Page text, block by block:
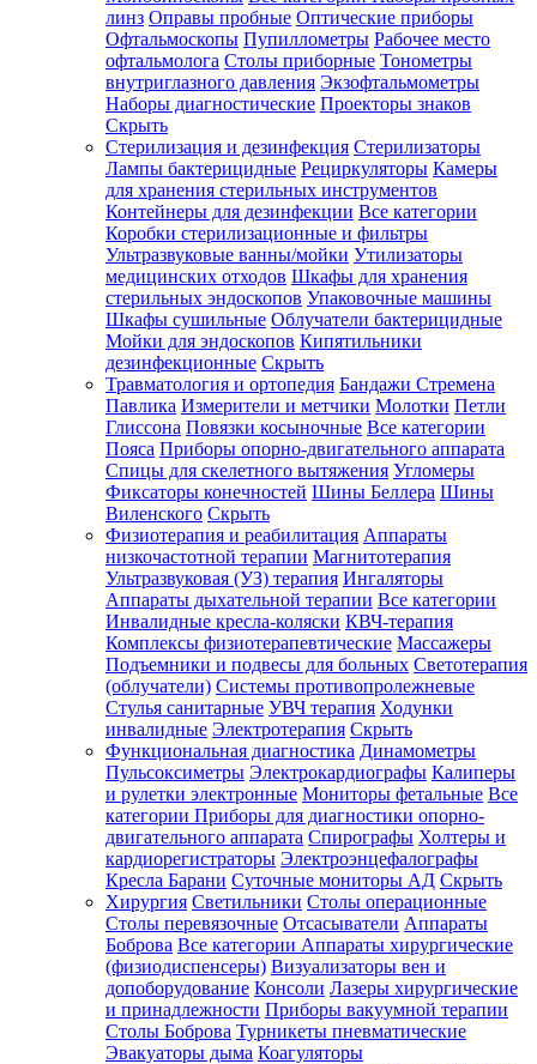
линз Оправы пробные Оптические приборы
Офтальмоскопы Пупиллометры Рабочее место
офтальмолога Столы приборные Тонометры
внутриглазного давления Экзофтальмометры
Наборы диагностические Проекторы знаков
Скрыть
Стерилизация и дезинфекция Стерилизаторы
Лампы бактерицидные Рециркуляторы Камеры
для хранения стерильных инструментов
Контейнеры для дезинфекции Все категории
Коробки стерилизационные и фильтры
Ультразвуковые ванны/мойки Утилизаторы
медицинских отходов Шкафы для хранения
стерильных эндоскопов Упаковочные машины
Шкафы сушильные Облучатели бактерицидные
Мойки для эндоскопов Кипятильники
дезинфекционные Скрыть
Травматология и ортопедия Бандажи Стремена
Павлика Измерители и метчики Молотки Петли
Глиссона Повязки косыночные Все категории
Пояса Приборы опорно-двигательного аппарата
Спицы для скелетного вытяжения Угломеры
Фиксаторы конечностей Шины Беллера Шины
Виленского Скрыть
Физиотерапия и реабилитация Аппараты
низкочастотной терапии Магнитотерапия
Ультразвуковая (УЗ) терапия Ингаляторы
Аппараты дыхательной терапии Все категории
Инвалидные кресла-коляски КВЧ-терапия
Комплексы физиотерапевтические Массажеры
Подъемники и подвесы для больных Светотерапия
(облучатели) Системы противопролежневые
Стулья санитарные УВЧ терапия Ходунки
инвалидные Электротерапия Скрыть
Функциональная диагностика Динамометры
Пульсоксиметры Электрокардиографы Калиперы
и рулетки электронные Мониторы фетальные Все
категории Приборы для диагностики опорно-
двигательного аппарата Спирографы Холтеры и
кардиорегистраторы Электроэнцефалографы
Кресла Барани Суточные мониторы АД Скрыть
Хирургия Светильники Столы операционные
Столы перевязочные Отсасыватели Аппараты
Боброва Все категории Аппараты хирургические
(физиодиспенсеры) Визуализаторы вен и
допоборудование Консоли Лазеры хирургические
и принадлежности Приборы вакуумной терапии
Столы Боброва Турникеты пневматические
Эвакуаторы дыма Коагуляторы